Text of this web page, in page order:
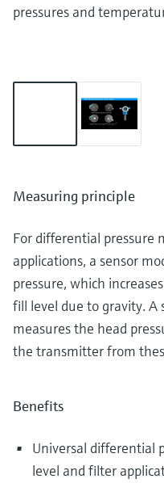
pressures and
Measuring principle
For differential pressure
applications, a sensor
pressure, which
fill level due to gravity. A
measures the head
the transmitter from
Benefits
Universal differential
level and filter